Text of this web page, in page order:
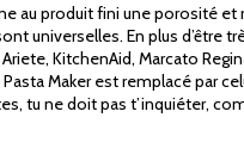
au produit fini une porosité et
universelles. En plus d’être
KitchenAid, Marcato
Maker est remplacé par
tu ne doit pas t’inquiéter,